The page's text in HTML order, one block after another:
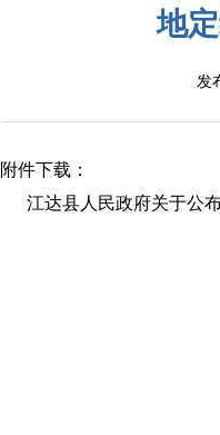
地
发
附件下载：
江达县人民政府关于公